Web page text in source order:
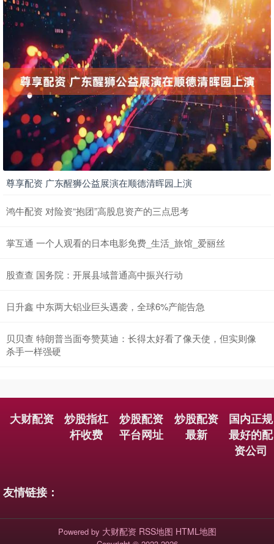
尊享配资 广东醒狮公益展演在顺德清晖园上演
鸿牛配资 对险资“抱团”高股息资产的三点思考
掌互通 一个人观看的日本电影免费_生活_旅馆_爱丽丝
股查查 国务院：开展县域普通高中振兴行动
日升鑫 中东两大铝业巨头遇袭，全球6%产能告急
贝贝查 特朗普当面夸赞莫迪：长得太好看了像天使，但实则像
杀手一样强硬
大财配资
炒股指杠
杆收费
炒股配资
平台网址
炒股配资
最新
国内正规
最好的配
资公司
友情链接：
Powered by 大财配资 RSS地图 HTML地图